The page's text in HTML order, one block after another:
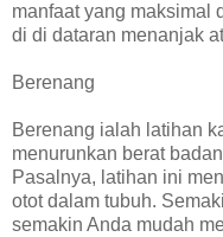
manfaat yang maksimal
di di dataran menanjak
Berenang
Berenang ialah latihan
menurunkan berat
Pasalnya, latihan ini
otot dalam tubuh.
semakin Anda mudah